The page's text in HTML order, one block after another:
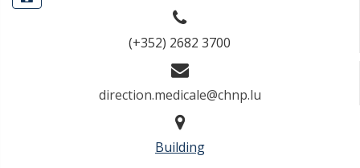
(+352) 2682 3700
direction.medicale@chnp.lu
Building